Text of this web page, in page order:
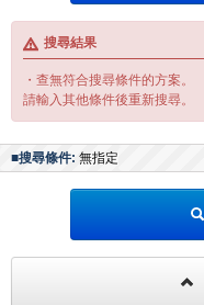
搜尋結果
・查無符合搜尋條件的方案。
請輸入其他條件後重新搜尋。
■搜尋條件: 無指定